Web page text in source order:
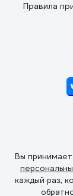
Правила
Вы
каждый раз,